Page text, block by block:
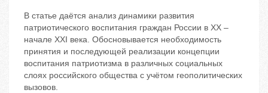
В статье даётся анализ динамики развития
патриотического воспитания граждан России в XX –
начале XXI века. Обосновывается необходимость
принятия и последующей реализации концепции
воспитания патриотизма в различных социальных
слоях российского общества с учётом геополитических
вызовов.